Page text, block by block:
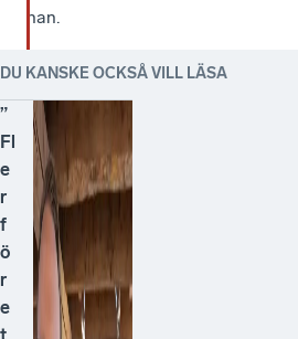
han.
DU KANSKE OCKSÅ VILL LÄSA
”
Fl
e
r
f
ö
r
e